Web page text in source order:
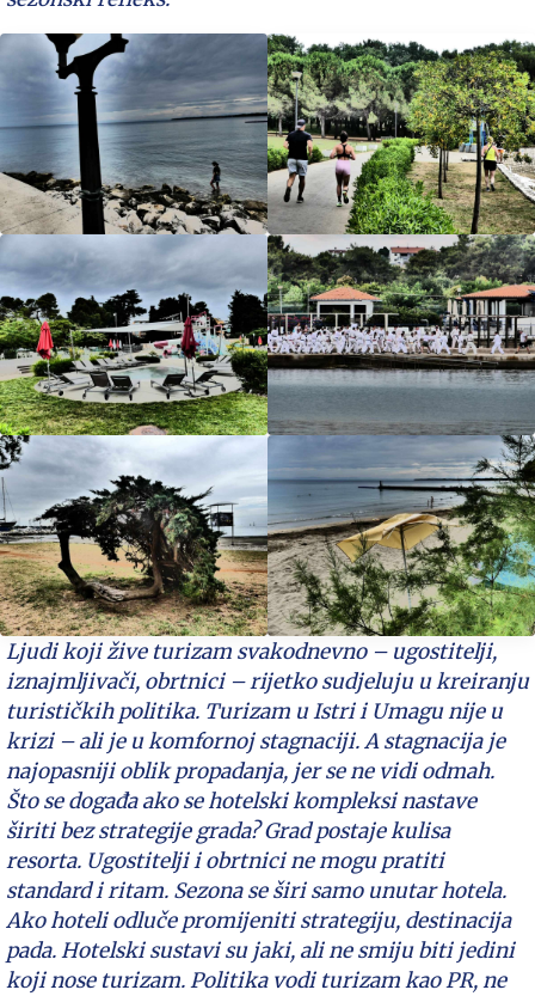
Ljudi koji žive turizam svakodnevno – ugostitelji,
iznajmljivači, obrtnici – rijetko sudjeluju u kreiranju
turističkih politika. Turizam u Istri i Umagu nije u
krizi – ali je u komfornoj stagnaciji. A stagnacija je
najopasniji oblik propadanja, jer se ne vidi odmah.
Što se događa ako se hotelski kompleksi nastave
širiti bez strategije grada? Grad postaje kulisa
resorta. Ugostitelji i obrtnici ne mogu pratiti
standard i ritam. Sezona se širi samo unutar hotela.
Ako hoteli odluče promijeniti strategiju, destinacija
pada. Hotelski sustavi su jaki, ali ne smiju biti jedini
koji nose turizam. Politika vodi turizam kao PR, ne